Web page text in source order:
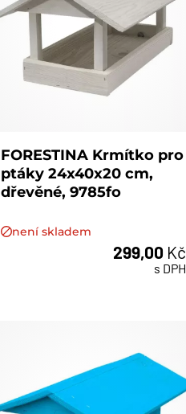
FORESTINA Krmítko pro
ptáky 24x40x20 cm,
dřevěné, 9785fo
není skladem
299,00 Kč
s DPH